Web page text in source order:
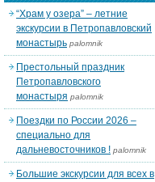
“Храм у озера” – летние
экскурсии в Петропавловский
монастырь palomnik
Престольный праздник
Петропавловского
монастыря palomnik
Поездки по России 2026 –
специально для
дальневосточников ! palomnik
Большие экскурсии для всех в